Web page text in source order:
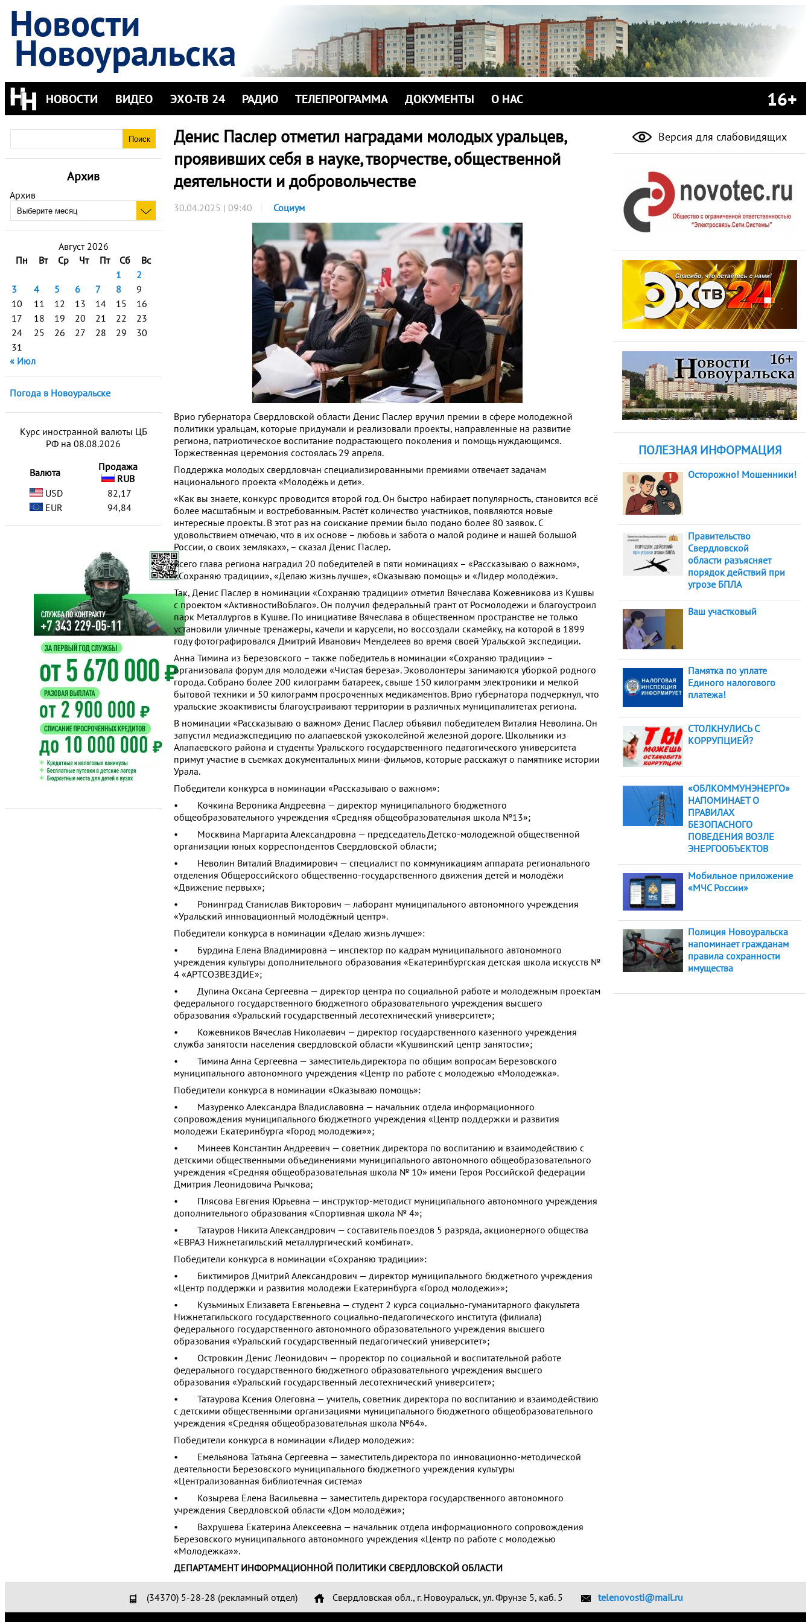
Новости
Новоуральска
НОВОСТИ ВИДЕО ЭХО-ТВ 24 РАДИО ТЕЛЕПРОГРАММА ДОКУМЕНТЫ О НАС 16+
Архив
Архив
Август 2026
Пн
Вт Ср Чт Пт Сб
Вс
1
2
3
4 5 6 7 8
9
10
11 12 13 14 15
16
17
18 19 20 21 22
23
24
25 26 27 28 29
30
31
« Июл
Погода в Новоуральске
Курс иностранной валюты ЦБ
РФ на 08.08.2026
Валюта
Продажа
RUB
USD
82,17
EUR
94,84
Денис Паслер отметил наградами молодых уральцев,
проявивших себя в науке, творчестве, общественной
деятельности и добровольчестве
30.04.2025 | 09:40 Социум
Врио губернатора Свердловской области Денис Паслер вручил премии в сфере молодежной
политики уральцам, которые придумали и реализовали проекты, направленные на развитие
региона, патриотическое воспитание подрастающего поколения и помощь нуждающимся.
Торжественная церемония состоялась 29 апреля.
Поддержка молодых свердловчан специализированными премиями отвечает задачам
национального проекта «Молодёжь и дети».
«Как вы знаете, конкурс проводится второй год. Он быстро набирает популярность, становится всё
более масштабным и востребованным. Растёт количество участников, появляются новые
интересные проекты. В этот раз на соискание премии было подано более 80 заявок. С
удовольствием отмечаю, что в их основе – любовь и забота о малой родине и нашей большой
России, о своих земляках», – сказал Денис Паслер.
Всего глава региона наградил 20 победителей в пяти номинациях – «Рассказываю о важном»,
«Сохраняю традиции», «Делаю жизнь лучше», «Оказываю помощь» и «Лидер молодёжи».
Так, Денис Паслер в номинации «Сохраняю традиции» отметил Вячеслава Кожевникова из Кушвы
с проектом «АктивностиВоБлаго». Он получил федеральный грант от Росмолодежи и благоустроил
парк Металлургов в Кушве. По инициативе Вячеслава в общественном пространстве не только
установили уличные тренажеры, качели и карусели, но воссоздали скамейку, на которой в 1899
году фотографировался Дмитрий Иванович Менделеев во время своей Уральской экспедиции.
Анна Тимина из Березовского – также победитель в номинации «Сохраняю традиции» –
организовала форум для молодежи «Чистая береза». Эковолонтеры занимаются уборкой родного
города. Собрано более 200 килограмм батареек, свыше 150 килограмм электроники и мелкой
бытовой техники и 50 килограмм просроченных медикаментов. Врио губернатора подчеркнул, что
уральские экоактивисты благоустраивают территории в различных муниципалитетах региона.
В номинации «Рассказываю о важном» Денис Паслер объявил победителем Виталия Неволина. Он
запустил медиаэкспедицию по алапаевской узкоколейной железной дороге. Школьники из
Алапаевского района и студенты Уральского государственного педагогического университета
примут участие в съемках документальных мини-фильмов, которые расскажут о памятнике истории
Урала.
Победители конкурса в номинации «Рассказываю о важном»:
• Кочкина Вероника Андреевна — директор муниципального бюджетного
общеобразовательного учреждения «Средняя общеобразовательная школа №13»;
• Москвина Маргарита Александровна — председатель Детско-молодежной общественной
организации юных корреспондентов Свердловской области;
• Неволин Виталий Владимирович — специалист по коммуникациям аппарата регионального
отделения Общероссийского общественно-государственного движения детей и молодёжи
«Движение первых»;
• Ронинград Станислав Викторович — лаборант муниципального автономного учреждения
«Уральский инновационный молодёжный центр».
Победители конкурса в номинации «Делаю жизнь лучше»:
• Бурдина Елена Владимировна — инспектор по кадрам муниципального автономного
учреждения культуры дополнительного образования «Екатеринбургская детская школа искусств №
4 «АРТСОЗВЕЗДИЕ»;
• Дупина Оксана Сергеевна — директор центра по социальной работе и молодежным проектам
федерального государственного бюджетного образовательного учреждения высшего
образования «Уральский государственный лесотехнический университет»;
• Кожевников Вячеслав Николаевич — директор государственного казенного учреждения
служба занятости населения свердловской области «Кушвинский центр занятости»;
• Тимина Анна Сергеевна — заместитель директора по общим вопросам Березовского
муниципального автономного учреждения «Центр по работе с молодежью «Молодежка».
Победители конкурса в номинации «Оказываю помощь»:
• Мазуренко Александра Владиславовна — начальник отдела информационного
сопровождения муниципального бюджетного учреждения «Центр поддержки и развития
молодежи Екатеринбурга «Город молодежи»»;
• Минеев Константин Андреевич — советник директора по воспитанию и взаимодействию с
детскими общественными объединениями муниципального автономного общеобразовательного
учреждения «Средняя общеобразовательная школа № 10» имени Героя Российской федерации
Дмитрия Леонидовича Рычкова;
• Плясова Евгения Юрьевна — инструктор-методист муниципального автономного учреждения
дополнительного образования «Спортивная школа № 4»;
• Татауров Никита Александрович — составитель поездов 5 разряда, акционерного общества
«ЕВРАЗ Нижнетагильский металлургический комбинат».
Победители конкурса в номинации «Сохраняю традиции»:
• Биктимиров Дмитрий Александрович — директор муниципального бюджетного учреждения
«Центр поддержки и развития молодежи Екатеринбурга «Город молодежи»»;
• Кузьминых Елизавета Евгеньевна — студент 2 курса социально-гуманитарного факультета
Нижнетагильского государственного социально-педагогического института (филиала)
федерального государственного автономного образовательного учреждения высшего
образования «Уральский государственный педагогический университет»;
• Островкин Денис Леонидович — проректор по социальной и воспитательной работе
федерального государственного бюджетного образовательного учреждения высшего
образования «Уральский государственный лесотехнический университет»;
• Татаурова Ксения Олеговна — учитель, советник директора по воспитанию и взаимодействию
с детскими общественными организациями муниципального бюджетного общеобразовательного
учреждения «Средняя общеобразовательная школа №64».
Победители конкурса в номинации «Лидер молодежи»:
• Емельянова Татьяна Сергеевна — заместитель директора по инновационно-методической
деятельности Березовского муниципального бюджетного учреждения культуры
«Централизованная библиотечная система»
• Козырева Елена Васильевна — заместитель директора государственного автономного
учреждения Свердловской области «Дом молодёжи»;
• Вахрушева Екатерина Алексеевна — начальник отдела информационного сопровождения
Березовского муниципального автономного учреждения «Центр по работе с молодежью
«Молодежка»».
ДЕПАРТАМЕНТ ИНФОРМАЦИОННОЙ ПОЛИТИКИ СВЕРДЛОВСКОЙ ОБЛАСТИ
Версия для слабовидящих
ПОЛЕЗНАЯ ИНФОРМАЦИЯ
Осторожно! Мошенники!
Правительство
Свердловской
области разъясняет
порядок действий при
угрозе БПЛА
Ваш участковый
Памятка по уплате
Единого налогового
платежа!
СТОЛКНУЛИСЬ С
КОРРУПЦИЕЙ?
«ОБЛКОММУНЭНЕРГО»
НАПОМИНАЕТ О
ПРАВИЛАХ
БЕЗОПАСНОГО
ПОВЕДЕНИЯ ВОЗЛЕ
ЭНЕРГООБЪЕКТОВ
Мобильное приложение
«МЧС России»
Полиция Новоуральска
напоминает гражданам
правила сохранности
имущества
(34370) 5-28-28 (рекламный отдел) Свердловская обл., г. Новоуральск, ул. Фрунзе 5, каб. 5 telenovosti@mail.ru